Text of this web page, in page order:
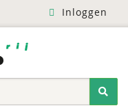
Inloggen